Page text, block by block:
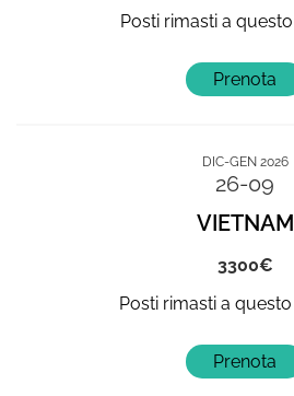
DIC-GEN 2026
26-09
VIETNAM
3300